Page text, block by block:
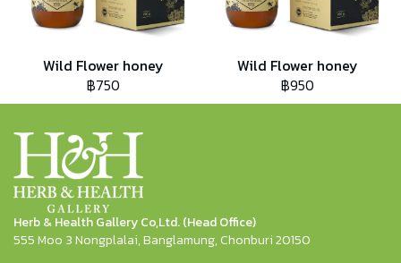
Wild Flower honey
฿750
Wild Flower honey
฿950
Herb & Health Gallery Co,Ltd. (Head Office)
555 Moo 3 Nongplalai, Banglamung, Chonburi 20150